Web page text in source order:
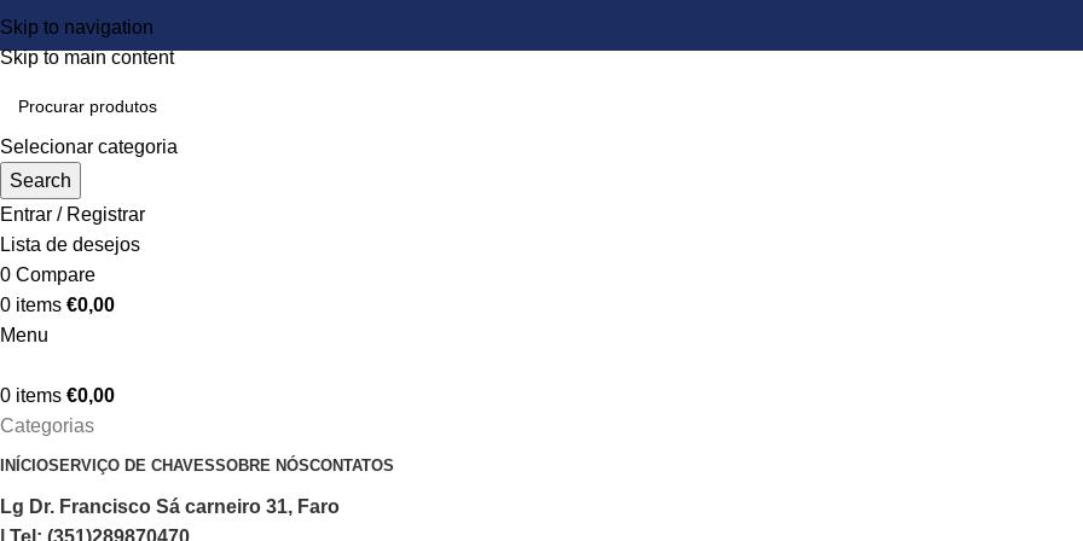
Skip to navigation
Skip to main content
Selecionar categoria
Search
Entrar / Registrar
Lista de desejos
0 Compare
0 items €0,00
Menu
0 items €0,00
Categorias
INÍCIOSERVIÇO DE CHAVESSOBRE NÓSCONTATOS
Lg Dr. Francisco Sá carneiro 31, Faro
| Tel: (351)289870470